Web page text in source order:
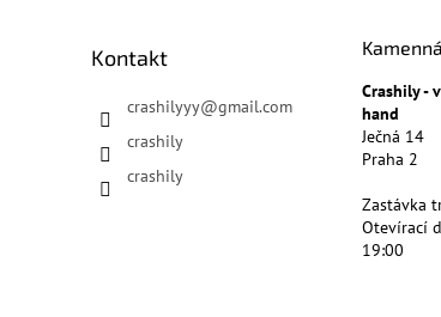
Kontakt
crashilyyy@gmail.com
crashily
crashily
Crashily -
hand
Ječná 14
Praha 2
Zastávka
Otevírací
19:00